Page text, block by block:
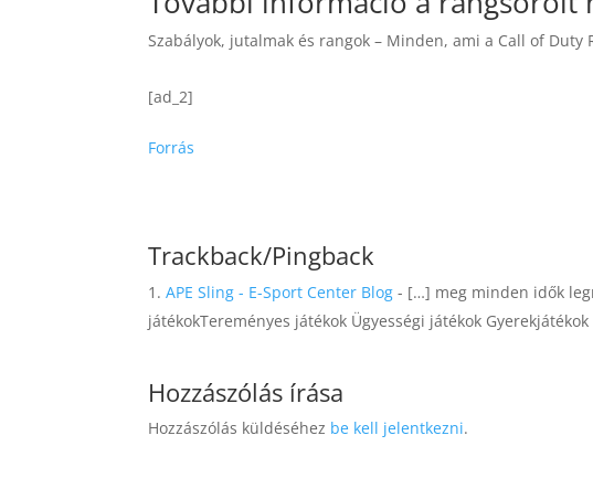
Szabályok, jutalmak és rangok – Minden, ami a Call of Duty
[ad_2]
Forrás
Trackback/Pingback
APE Sling - E-Sport Center Blog - […] meg minden idők
játékokTereményes játékok Ügyességi játékok
Hozzászólás írása
Hozzászólás küldéséhez be kell jelentkezni.